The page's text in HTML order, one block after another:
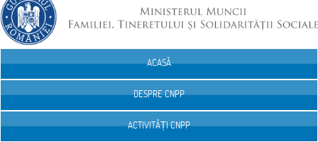
ACASĂ
DESPRE CNPP
ACTIVITĂȚI CNPP